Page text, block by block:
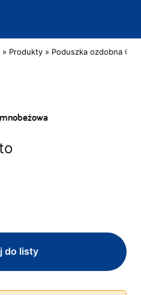
» Produkty » Poduszka ozdobna
do listy